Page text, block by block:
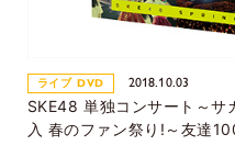
ライブ DVD 2018.10.03
SKE48 単独コンサート～
入 春のファン祭り!～友達